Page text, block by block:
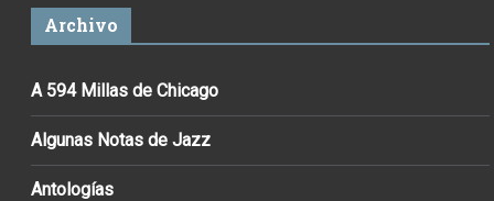
Archivo
A 594 Millas de Chicago
Algunas Notas de Jazz
Antologías